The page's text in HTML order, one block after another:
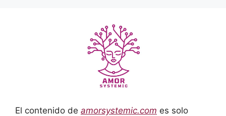
El contenido de amorsystemic.com es solo